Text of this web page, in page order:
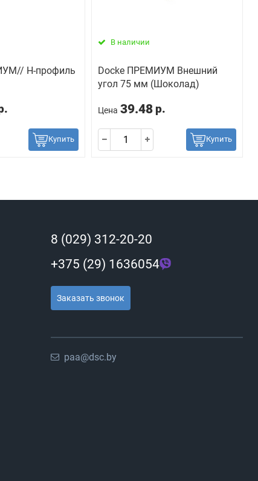
H-профиль
Купить
В наличии
Docke ПРЕМИУМ Внешний
угол 75 мм (Шоколад)
Цена 39.48 р.
Купить
8 (029) 312-20-20
+375 (29) 1636054
Заказать звонок
paa@dsc.by